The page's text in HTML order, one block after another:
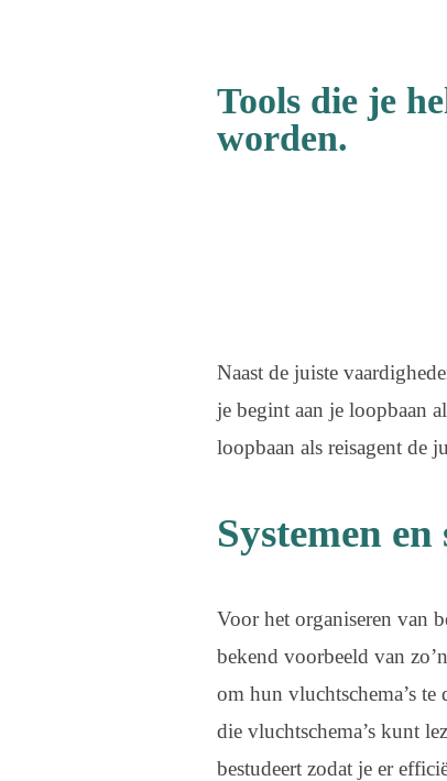
Tools die je
worden.
Naast de juiste
je begint aan je loopbaan
loopbaan als reisagent de
Systemen
Voor het organiseren van
bekend voorbeeld van
om hun vluchtschema’s te
die vluchtschema’s kunt
bestudeert zodat je er